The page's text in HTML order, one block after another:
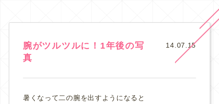
腕がツルツルに！1年後の写
真
14.07.15
暑くなって二の腕を出すようになると